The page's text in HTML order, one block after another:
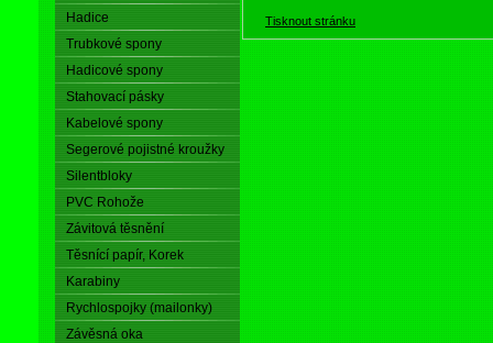
Hadice
Trubkové spony
Hadicové spony
Stahovací pásky
Kabelové spony
Segerové pojistné kroužky
Silentbloky
PVC Rohože
Závitová těsnění
Těsnící papír, Korek
Karabiny
Rychlospojky (mailonky)
Závěsná oka
Tisknout stránku